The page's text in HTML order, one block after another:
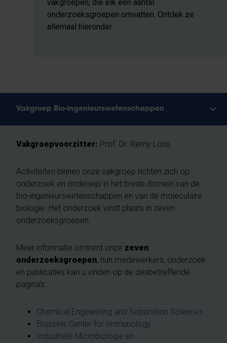
vakgroepen, die elk een aantal
onderzoeksgroepen omvatten. Ontdek ze
allemaal hieronder.
Vakgroep Bio-ingenieurswetenschappen
Vakgroepvoorzitter: Prof. Dr. Remy Loris
Activiteiten binnen onze vakgroep richten zich op
onderzoek en onderwijs in het brede domein van de
bio-ingenieurswetenschappen en van de moleculaire
biologie. Het onderzoek vindt plaats in zeven
onderzoeksgroepen.
Meer informatie omtrent onze zeven
onderzoeksgroepen, hun medewerkers, onderzoek
en publicaties kan u vinden op de desbetreffende
pagina’s:
Chemical Engineering and Separation Sciences
Brussels Center for Immunology
Industriële Microbiologie en